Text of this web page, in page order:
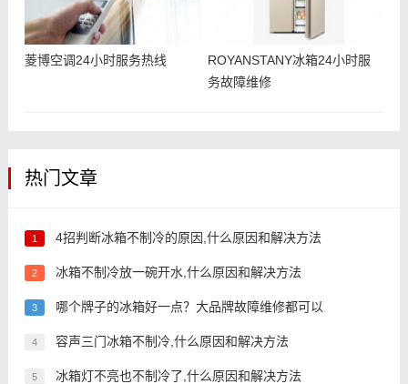
菱博空调24小时服务热线
ROYANSTANY冰箱24小时服
务故障维修
热门文章
1 4招判断冰箱不制冷的原因,什么原因和解决方法
2 冰箱不制冷放一碗开水,什么原因和解决方法
3 哪个牌子的冰箱好一点？大品牌故障维修都可以
4 容声三门冰箱不制冷,什么原因和解决方法
5 冰箱灯不亮也不制冷了,什么原因和解决方法